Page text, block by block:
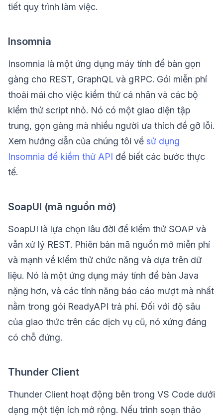
tiết quy trình làm việc.
Insomnia
Insomnia là một ứng dụng máy tính để bàn gọn
gàng cho REST, GraphQL và gRPC. Gói miễn phí
thoải mái cho việc kiểm thử cá nhân và các bộ
kiểm thử script nhỏ. Nó có một giao diện tập
trung, gọn gàng mà nhiều người ưa thích để gỡ lỗi.
Xem hướng dẫn của chúng tôi về sử dụng
Insomnia để kiểm thử API để biết các bước thực
tế.
SoapUI (mã nguồn mở)
SoapUI là lựa chọn lâu đời để kiểm thử SOAP và
vẫn xử lý REST. Phiên bản mã nguồn mở miễn phí
và mạnh về kiểm thử chức năng và dựa trên dữ
liệu. Nó là một ứng dụng máy tính để bàn Java
nặng hơn, và các tính năng báo cáo mượt mà nhất
nằm trong gói ReadyAPI trả phí. Đối với độ sâu
của giao thức trên các dịch vụ cũ, nó xứng đáng
có chỗ đứng.
Thunder Client
Thunder Client hoạt động bên trong VS Code dưới
dạng một tiện ích mở rộng. Nếu trình soạn thảo